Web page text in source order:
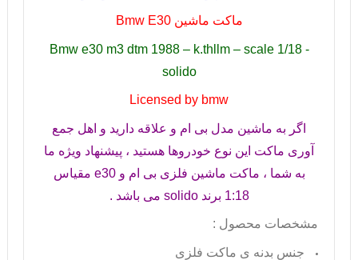
ماکت ماشینBmw E30
Bmw e30 m3 dtm 1988 – k.thllm – scale 1/18 -
solido
Licensed by bmw
اگر به ماشین مدل بی ام و علاقه دارید و اهل جمع
آوری ماکت این نوع خودروها هستید ، پیشنهاد ویژه ما
به شما ، ماکت ماشین فلزی بی ام وe30 مقیاس
1:18 برند
solido می باشد .
مشخصات محصول :
جنس بدنه ی ماکت فلزی